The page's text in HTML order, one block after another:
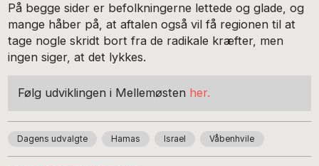
På begge sider er befolkningerne lettede og glade, og
mange håber på, at aftalen også vil få regionen til at
tage nogle skridt bort fra de radikale kræfter, men
ingen siger, at det lykkes.
Følg udviklingen i Mellemøsten her.
Dagens udvalgte Hamas Israel Våbenhvile